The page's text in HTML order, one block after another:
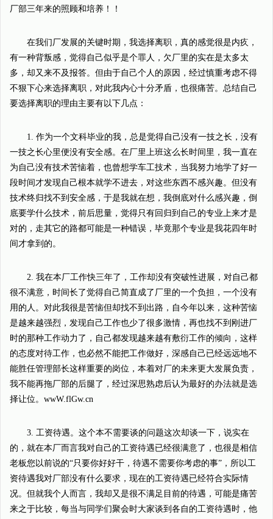
厂部三年来的照顾和培养！！
在我们厂发展的关键时期，我选择离职，真的感觉很是内疚，
有一种背叛感，觉得自己似乎是个罪人，欠厂里的实在是太多太
多，却又来不及报答。但由于自己个人的原因，经过慎重考虑不得
不狠下心来选择离职，对此我内心十分矛盾，也很痛苦。总结自己
要选择离职的理由主要有以下几点：
1. 作为一个文科毕业的我，总是觉得自己没有一技之长，没有
一技之长心里便没有安全感。在厂里上班这么长时间里，我一直在
为自己没有技术苦恼着，也曾想学车工技术，当我努力地学了好一
段时间才发现自己根本就学不进去，对这些东西不感兴趣。但没有
技术终归找不到安全感，于是我就在想，我倒底对什么感兴趣，倒
底要学什么技术，前后思量，觉得只有回归到自己的专业上来才是
对的，走其它的路都可能是一种错误，毕竟那个专业是我花四年时
间才拿到的。
2. 我在本厂工作快三年了，工作却没有突破性进展，对自己都
很不满意，时间长了觉得自己简直成了厂里的一个负担，一个没有
用的人。对此我很是苦恼但却找不到出路，自今年以来，这种苦恼
是越来越强烈，发现自己工作也少了很多激情，再也找不到刚进厂
时的那种工作动力了，自己都发现越来越有敷衍工作的倾向，这样
的态度对待工作，也必然不能把工作做好，深感自己已经远远地不
能胜任管理部长这样重要的岗位，本着对厂的未来更大发展负责，
我不能再拖厂部的后腿了，经过深思熟虑后认为最好的办法就是选
择让位。wwW.flGw.cn
3. 工资待遇。这个本不需要谈的问题这次却谈一下，说实在
的，就在本厂而言我对自己的工资待遇已经很满意了，也很是相信
老板您以前说的“只要你好好干，待遇不需要你考虑的事”，所以工
资待遇我对厂部没有什么要求，现在的工资待遇已经符合实际情
况。但就我个人而言，我却又是很不满足目前的待遇，可能是痛苦
来之于比较，每当与同学们聚会时大家谈到各自的工资待遇时，他